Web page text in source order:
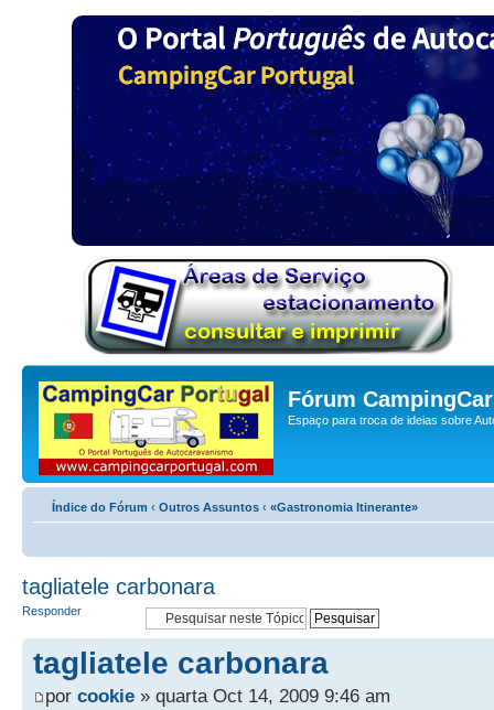
Fórum
Espaço para troca de ideias sobre
Índice do Fórum ‹ Outros Assuntos ‹ «Gastronomia Itinerante»
tagliatele carbonara
Responder
tagliatele carbonara
por cookie » quarta Oct 14, 2009 9:46 am